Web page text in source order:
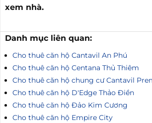
xem nhà.
Danh mục liên quan:
Cho thuê căn hộ Cantavil An Phú
Cho thuê căn hộ Centana Thủ Thiêm
Cho thuê căn hộ chung cư Cantavil
Cho thuê căn hộ D'Edge Thảo Điền
Cho thuê căn hộ Đảo Kim Cương
Cho thuê căn hộ Empire City